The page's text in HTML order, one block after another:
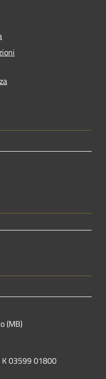
(MB)
K 03599 01800